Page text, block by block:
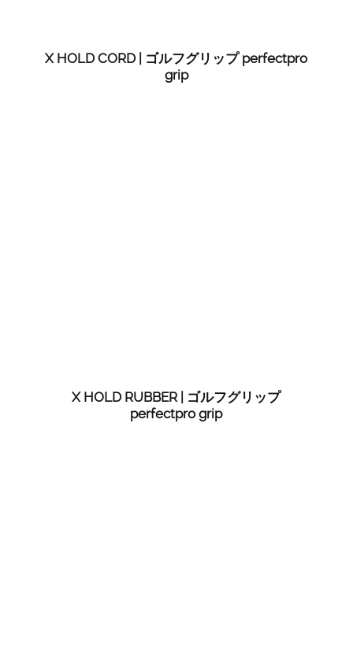
X HOLD CORD | ゴルフグリップ perfectpro
grip
X HOLD RUBBER | ゴルフグリップ
perfectpro grip